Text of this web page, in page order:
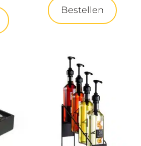
Bestellen